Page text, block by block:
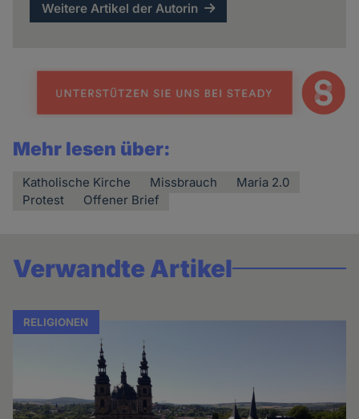
Weitere Artikel der Autorin
Mehr lesen über:
Katholische Kirche Missbrauch
Maria 2.0
Protest
Offener Brief
Verwandte Artikel
RELIGIONEN